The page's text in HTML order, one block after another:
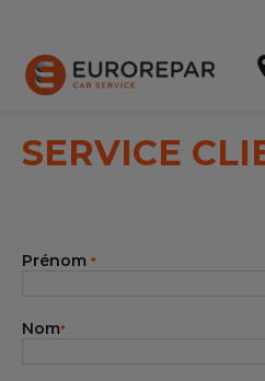
Devis en ligne
Notre enseigne
SERVICE
Prénom *
Nom*